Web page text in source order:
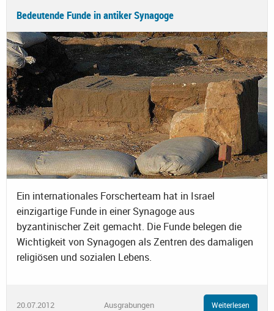
Bedeutende Funde in antiker Synagoge
Ein internationales Forscherteam hat in Israel
einzigartige Funde in einer Synagoge aus
byzantinischer Zeit gemacht. Die Funde belegen die
Wichtigkeit von Synagogen als Zentren des damaligen
religiösen und sozialen Lebens.
20.07.2012 Ausgrabungen Weiterlesen